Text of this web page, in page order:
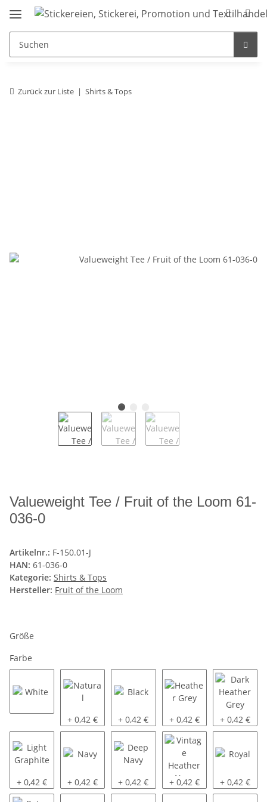
Zurück zur Liste Shirts & Tops
Valueweight Tee / Fruit of the Loom 61-
036-0
Artikelnr.: F-150.01-J
HAN: 61-036-0
Kategorie: Shirts & Tops
Hersteller: Fruit of the Loom
Größe
Farbe
Natural
+ 0,42 € Black
+ 0,42 € Heather Grey
+ 0,42 € Dark
+ 0,42 €
Light Graphite
+ 0,42 € Navy
+ 0,42 € Deep Navy
+ 0,42 € Vintage Heather Navy
+ 0,42 € Royal
+ 0,42 €